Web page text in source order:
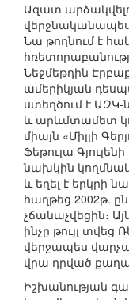
Ազատ
վերջնականապես
Նա թողնում է
Նեջմեթդին
ամերիկյան
ստեղծում է
և արևմտամետ
միայն «Միլլի
Ֆեթուլա
նախկին
և եղել է երկրի
հաղթեց 2002թ.
չճանաչվեցին։
ինչը թույլ
վերջապես
վրա դրված
Իշխանության